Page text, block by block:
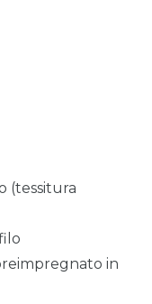
(tessitura
in